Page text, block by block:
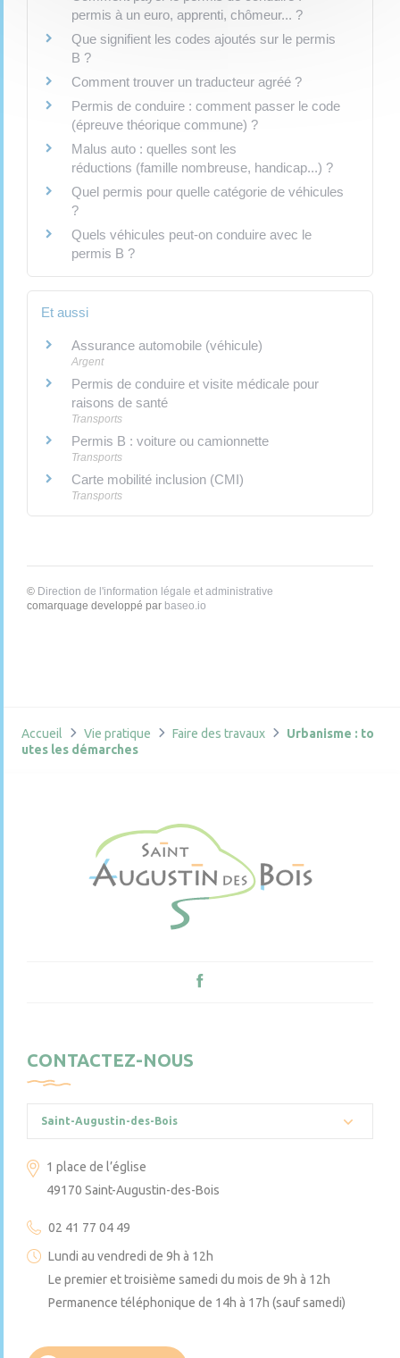
permis à un euro, apprenti, chômeur... ?
Que signifient les codes ajoutés sur le permis
B ?
Comment trouver un traducteur agréé ?
Permis de conduire : comment passer le code
(épreuve théorique commune) ?
Malus auto : quelles sont les
réductions (famille nombreuse, handicap...) ?
Quel permis pour quelle catégorie de véhicules
?
Quels véhicules peut-on conduire avec le
permis B ?
Et aussi
Assurance automobile (véhicule)
Argent
Permis de conduire et visite médicale pour
raisons de santé
Transports
Permis B : voiture ou camionnette
Transports
Carte mobilité inclusion (CMI)
Transports
© Direction de l'information légale et administrative
comarquage developpé par baseo.io
Accueil Vie pratique Faire des travaux
Urbanisme : to
utes les démarches
CONTACTEZ-NOUS
Saint-Augustin-des-Bois
1 place de l’église
49170 Saint-Augustin-des-Bois
02 41 77 04 49
Lundi au vendredi de 9h à 12h
Le premier et troisième samedi du mois de 9h à 12h
Permanence téléphonique de 14h à 17h (sauf samedi)